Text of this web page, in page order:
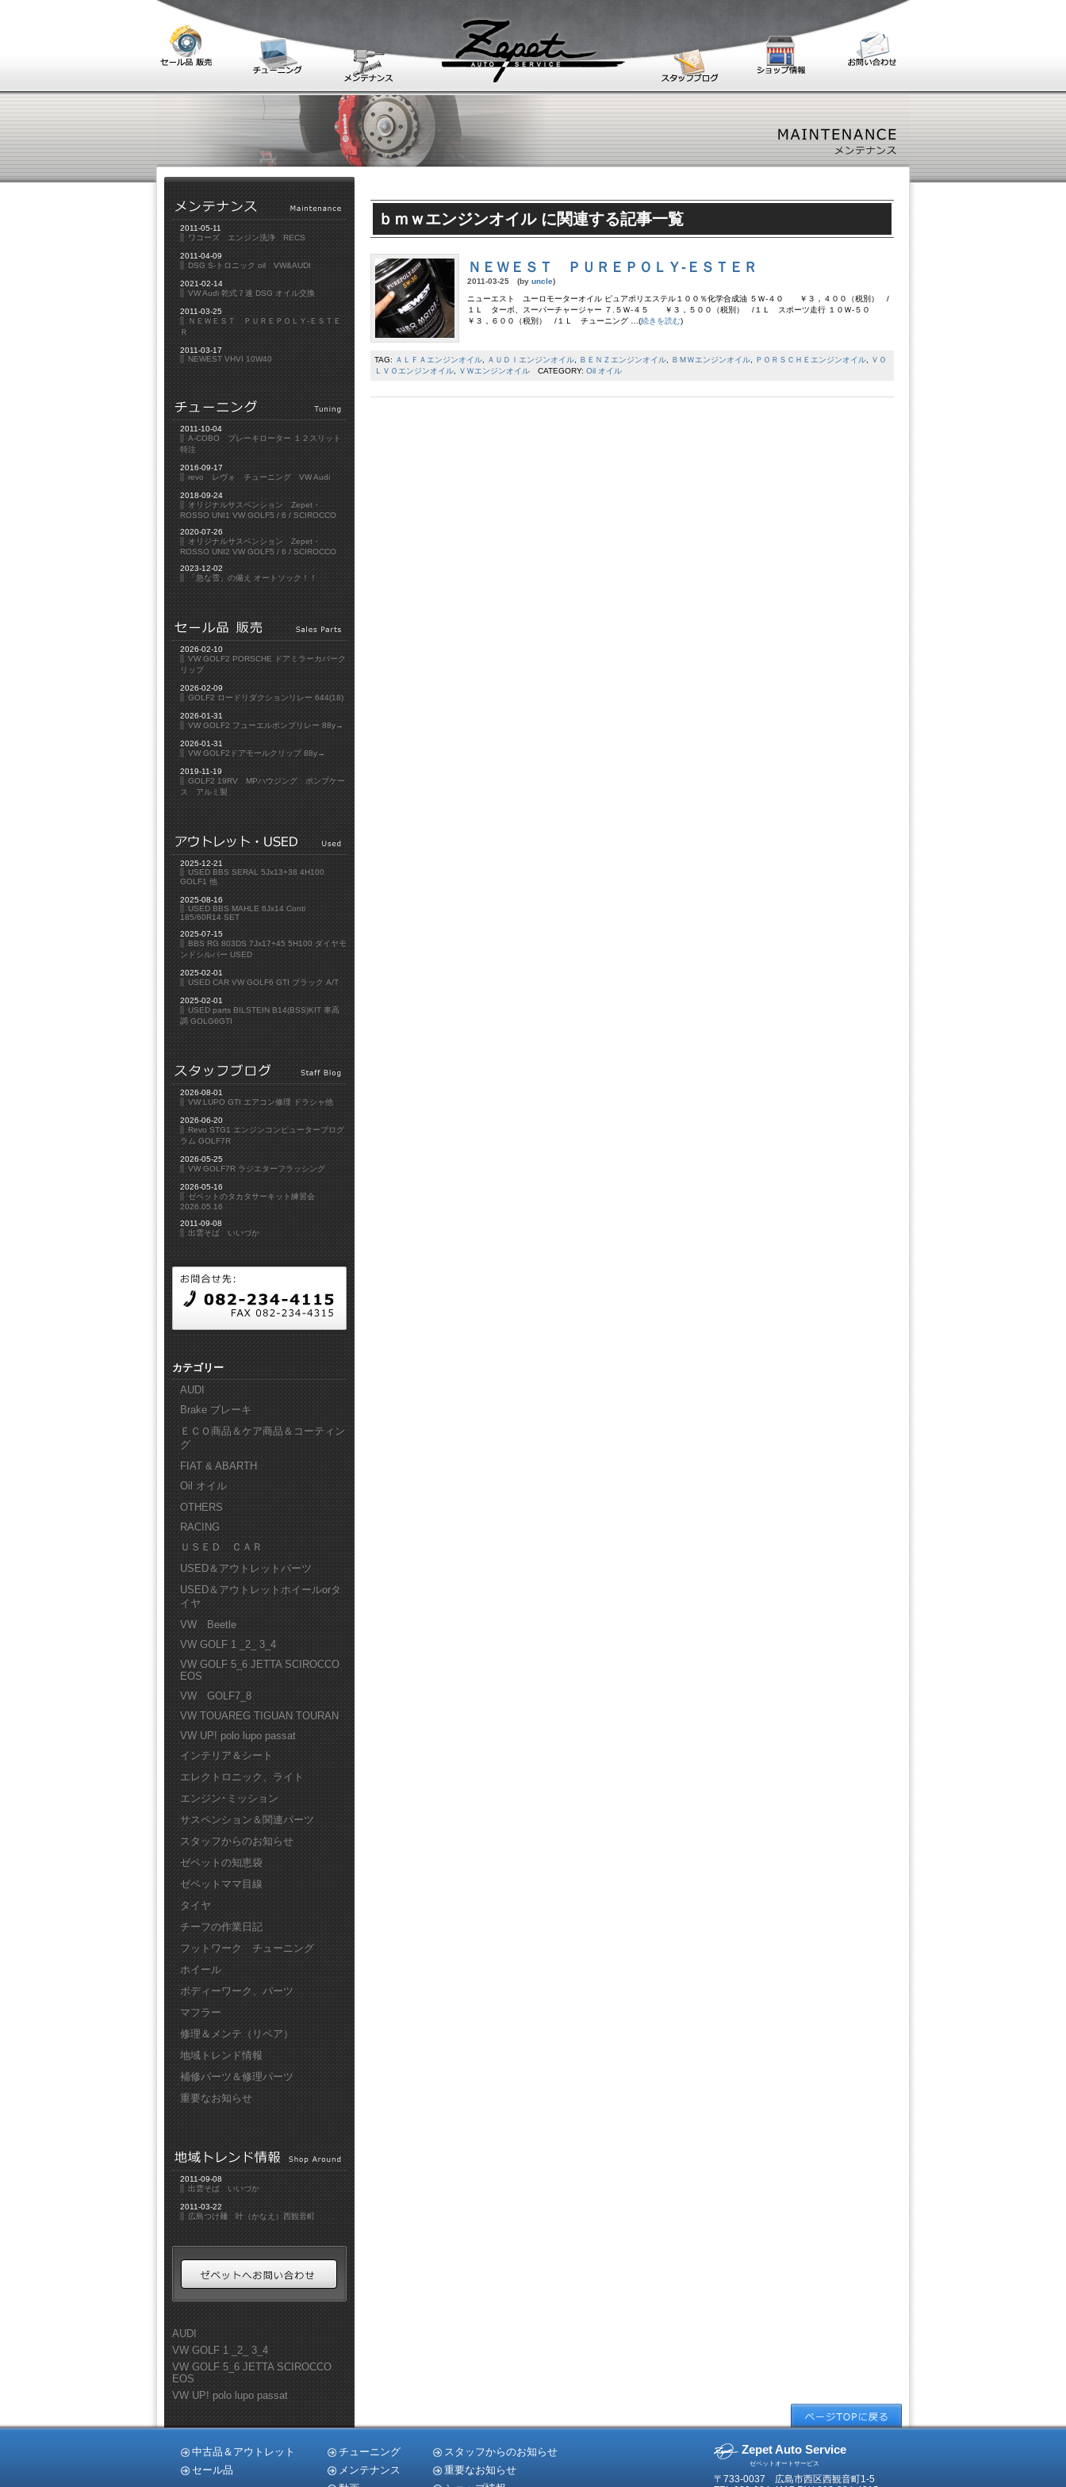
ｂｍｗエンジンオイル に関連する記事一覧
ＮＥＷＥＳＴ ＰＵＲＥＰＯＬＹ-ＥＳＴＥＲ
2011-03-25 (by uncle)
ニューエスト ユーロモーターオイル ピュアポリエステル１００％化学合成油 ５Ｗ-４０ ￥３，４００（税別） /
１Ｌ ターボ、スーパーチャージャー ７.５Ｗ-４５ ￥３，５００（税別） /１Ｌ スポーツ走行 １０Ｗ-５０
￥３，６００（税別） /１Ｌ チューニング …(続きを読む)
TAG: ＡＬＦＡエンジンオイル ＡＵＤＩエンジンオイル ＢＥＮＺエンジンオイル ＢＭＷエンジンオイル ＰＯＲＳＣＨＥエンジンオイル
ＶＯ
ＬＶＯエンジンオイル
ＶＷエンジンオイル CATEGORY: Oil オイル
2011-05-11
ワコーズ エンジン洗浄 RECS
2011-04-09
DSG S-トロニック oil VW&AUDI
2021-02-14
VW Audi 乾式７速 DSG オイル交換
2011-03-25
ＮＥＷＥＳＴ ＰＵＲＥＰＯＬＹ-ＥＳＴＥ
Ｒ
2011-03-17
NEWEST VHVI 10W40
2011-10-04
A-COBO ブレーキローター １２スリット
特注
2016-09-17
revo レヴォ チューニング VW Audi
2018-09-24
オリジナルサスペンション Zepet・
ROSSO UNI1 VW GOLF5 / 6 / SCIROCCO
2020-07-26
オリジナルサスペンション Zepet・
ROSSO UNI2 VW GOLF5 / 6 / SCIROCCO
2023-12-02
「急な雪」の備え オートソック！！
2026-02-10
VW GOLF2 PORSCHE ドアミラーカバーク
リップ
2026-02-09
GOLF2 ロードリダクションリレー 644(18)
2026-01-31
VW GOLF2 フューエルポンプリレー 88y→
2026-01-31
VW GOLF2ドアモールクリップ 88y→
2019-11-19
GOLF2 19RV MPハウジング ポンプケー
ス アルミ製
2025-12-21
USED BBS SERAL 5Jx13+38 4H100
GOLF1 他
2025-08-16
USED BBS MAHLE 6Jx14 Conti
185/60R14 SET
2025-07-15
BBS RG 803DS 7Jx17+45 5H100 ダイヤモ
ンドシルバー USED
2025-02-01
USED CAR VW GOLF6 GTI ブラック A/T
2025-02-01
USED parts BILSTEIN B14(BSS)KIT 車高
調 GOLG6GTI
2026-08-01
VW LUPO GTI エアコン修理 ドラシャ他
2026-06-20
Revo STG1 エンジンコンピュータープログ
ラム GOLF7R
2026-05-25
VW GOLF7R ラジエターフラッシング
2026-05-16
ゼペットのタカタサーキット練習会
2026.05.16
2011-09-08
出雲そば いいづか
カテゴリー
AUDI
Brake ブレーキ
ＥＣＯ商品＆ケア商品＆コーティン
グ
FIAT & ABARTH
Oil オイル
OTHERS
RACING
ＵＳＥＤ ＣＡＲ
USED＆アウトレットパーツ
USED＆アウトレットホイールorタ
イヤ
VW Beetle
VW GOLF 1 _2_ 3_4
VW GOLF 5_6 JETTA SCIROCCO
EOS
VW GOLF7_8
VW TOUAREG TIGUAN TOURAN
VW UP! polo lupo passat
インテリア＆シート
エレクトロニック、ライト
エンジン･ミッション
サスペンション＆関連パーツ
スタッフからのお知らせ
ゼペットの知恵袋
ゼペットママ目線
タイヤ
チーフの作業日記
フットワーク チューニング
ホイール
ボディーワーク、パーツ
マフラー
修理＆メンテ（リペア）
地域トレンド情報
補修パーツ＆修理パーツ
重要なお知らせ
2011-09-08
出雲そば いいづか
2011-03-22
広島つけ麺 叶（かなえ）西観音町
AUDI
VW GOLF 1 _2_ 3_4
VW GOLF 5_6 JETTA SCIROCCO
EOS
VW UP! polo lupo passat
中古品＆アウトレット
セール品
チューニング
メンテナンス
スタッフからのお知らせ
重要なお知らせ
Zepet Auto Service
ゼペットオートサービス
〒733-0037 広島市西区西観音町1-5